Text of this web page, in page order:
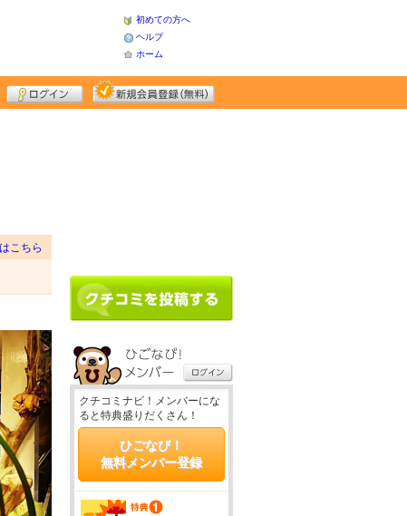
初めての方へ
ヘルプ
ホーム
こちら
クチコミナビ！メンバーにな
ると特典盛りだくさん！
ひごなび！
無料メンバー登録